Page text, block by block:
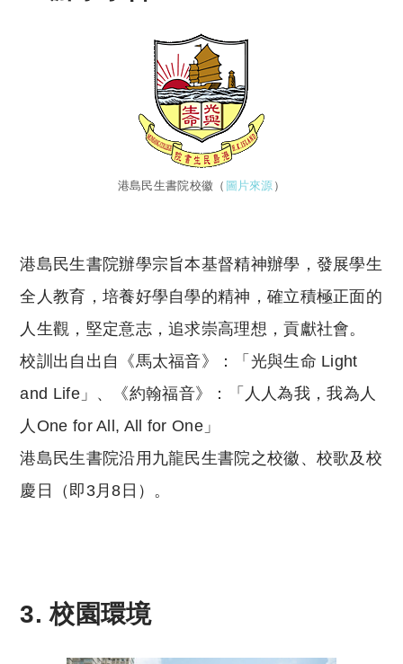
港島民生書院校徽（ 圖片來源 ）
港島民生書院辦學宗旨本基督精神辦學，發展學生
全人教育，培養好學自學的精神，確立積極正面的
人生觀，堅定意志，追求崇高理想，貢獻社會。
校訓出自出自《馬太福音》：「光與生命 Light
and Life」、《約翰福音》：「人人為我，我為人
人One for All, All for One」
港島民生書院沿用九龍民生書院之校徽、校歌及校
慶日（即3月8日）。
3. 校園環境